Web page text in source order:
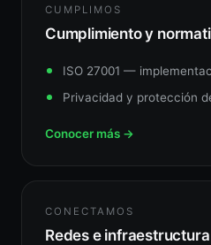
CUMPLIMOS
Cumplimiento y
ISO 27001 —
Privacidad y protección
Conocer más →
CONECTAMOS
Redes e infraestructura